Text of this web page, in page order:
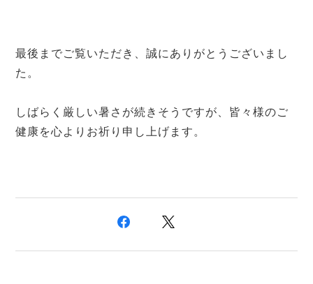
最後までご覧いただき、誠にありがとうございまし
た。
しばらく厳しい暑さが続きそうですが、皆々様のご
健康を心よりお祈り申し上げます。